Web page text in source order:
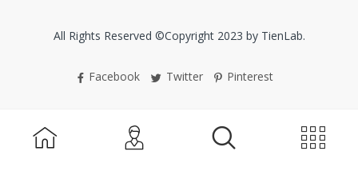
All Rights Reserved ©Copyright 2023 by TienLab.
Facebook Twitter Pinterest